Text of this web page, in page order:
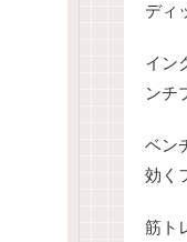
ディ
イン
ンチ
ベン
効く
筋ト